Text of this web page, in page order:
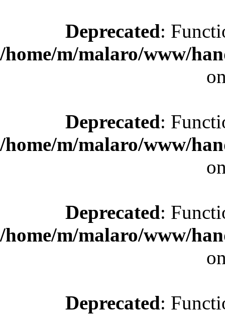
Deprecated:
/home/m/malaro/www/
Deprecated:
/home/m/malaro/www/
Deprecated:
/home/m/malaro/www/
Deprecated: